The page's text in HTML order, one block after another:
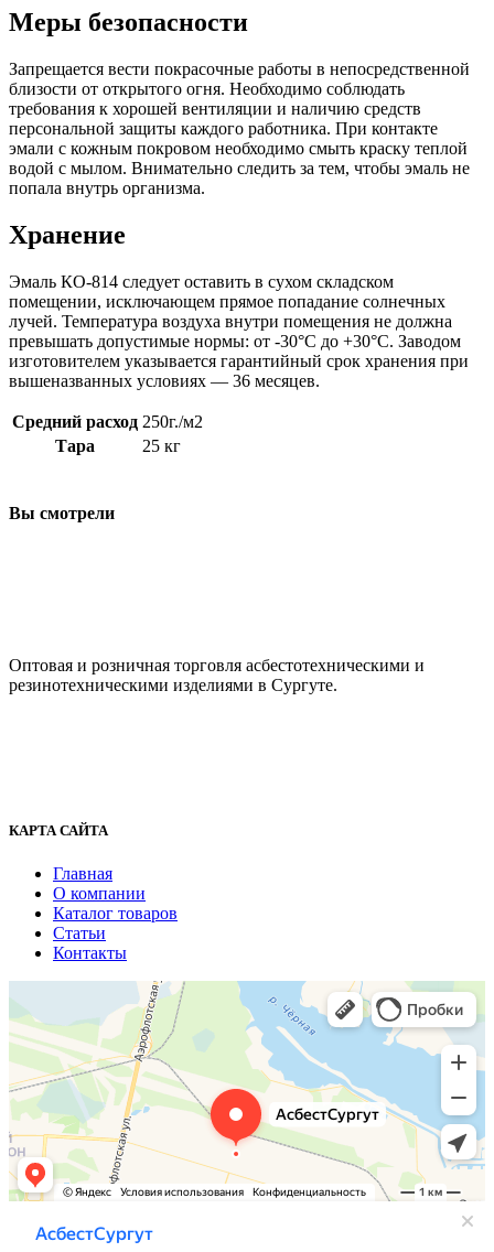
Меры безопасности
Запрещается вести покрасочные работы в непосредственной
близости от открытого огня. Необходимо соблюдать
требования к хорошей вентиляции и наличию средств
персональной защиты каждого работника. При контакте
эмали с кожным покровом необходимо смыть краску теплой
водой с мылом. Внимательно следить за тем, чтобы эмаль не
попала внутрь организма.
Хранение
Эмаль КО-814 следует оставить в сухом складском
помещении, исключающем прямое попадание солнечных
лучей. Температура воздуха внутри помещения не должна
превышать допустимые нормы: от -30°C до +30°C. Заводом
изготовителем указывается гарантийный срок хранения при
вышеназванных условиях — 36 месяцев.
Средний расход 250г./м2
Тара
25 кг
Вы смотрели
Оптовая и розничная торговля асбестотехническими и
резинотехническими изделиями в Сургуте.
КАРТА САЙТА
Главная
О компании
Каталог товаров
Статьи
Контакты